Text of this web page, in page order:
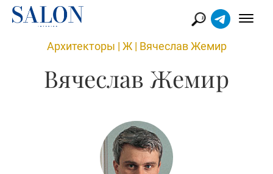
Архитекторы | Ж | Вячеслав Жемир
Вячеслав Жемир